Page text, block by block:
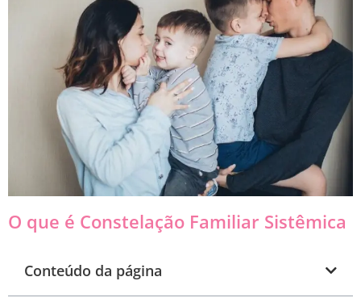
O que é Constelação Familiar Sistêmica
Conteúdo da página